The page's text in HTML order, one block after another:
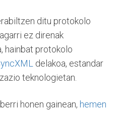
ditu protokolo
ez direnak
hainbat protokolo
delakoa, estandar
teknologietan.
honen gainean, hemen